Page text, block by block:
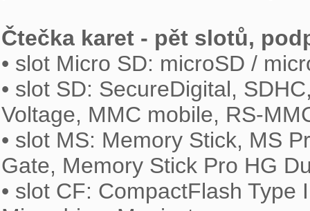
Čtečka karet - pět slotů,
• slot Micro SD: microSD /
• slot SD: SecureDigital,
Voltage, MMC mobile, RS-
• slot MS: Memory Stick, MS
Gate, Memory Stick Pro HG
• slot CF: CompactFlash